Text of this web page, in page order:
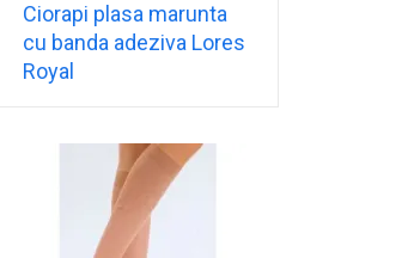
Ciorapi plasa marunta
cu banda adeziva Lores
Royal